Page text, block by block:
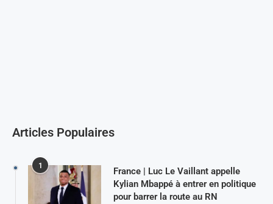
Articles Populaires
1
France | Luc Le Vaillant appelle
Kylian Mbappé à entrer en politique
pour barrer la route au RN